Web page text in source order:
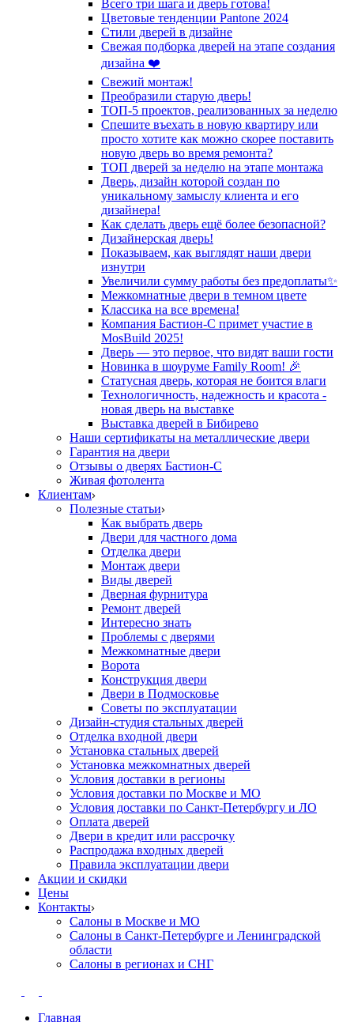
Всего три шага и дверь готова!
Цветовые тенденции Pantone 2024
Стили дверей в дизайне
Свежая подборка дверей на этапе создания
дизайна ❤️
Свежий монтаж!
Преобразили старую дверь!
ТОП-5 проектов, реализованных за неделю
Спешите въехать в новую квартиру или
просто хотите как можно скорее поставить
новую дверь во время ремонта?
ТОП дверей за неделю на этапе монтажа
Дверь, дизайн которой создан по
уникальному замыслу клиента и его
дизайнера!
Как сделать дверь ещё более безопасной?
Дизайнерская дверь!
Показываем, как выглядят наши двери
изнутри
Увеличили сумму работы без предоплаты✨
Межкомнатные двери в темном цвете
Классика на все времена!
Компания Бастион-С примет участие в
MosBuild 2025!
Дверь — это первое, что видят ваши гости
Новинка в шоуруме Family Room! 🎉
Статусная дверь, которая не боится влаги
Технологичность, надежность и красота -
новая дверь на выставке
Выставка дверей в Бибирево
Наши сертификаты на металлические двери
Гарантия на двери
Отзывы о дверях Бастион-С
Живая фотолента
Клиентам
Полезные статьи
Как выбрать дверь
Двери для частного дома
Отделка двери
Монтаж двери
Виды дверей
Дверная фурнитура
Ремонт дверей
Интересно знать
Проблемы с дверями
Межкомнатные двери
Ворота
Конструкция двери
Двери в Подмосковье
Cоветы по эксплуатации
Дизайн-студия стальных дверей
Отделка входной двери
Установка стальных дверей
Установка межкомнатных дверей
Условия доставки в регионы
Условия доставки по Москве и МО
Условия доставки по Санкт-Петербургу и ЛО
Оплата дверей
Двери в кредит или рассрочку
Распродажа входных дверей
Правила эксплуатации двери
Акции и скидки
Цены
Контакты
Салоны в Москве и МО
Салоны в Санкт-Петербурге и Ленинградской
области
Салоны в регионах и СНГ
Главная